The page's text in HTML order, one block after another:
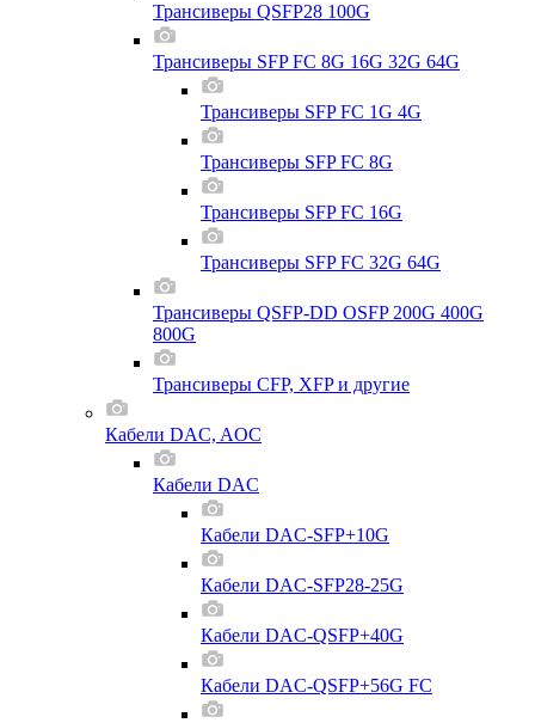
Трансиверы QSFP28 100G
Трансиверы SFP FC 8G 16G 32G 64G
Трансиверы SFP FC 1G 4G
Трансиверы SFP FC 8G
Трансиверы SFP FC 16G
Трансиверы SFP FC 32G 64G
Трансиверы QSFP-DD OSFP 200G 400G
800G
Трансиверы CFP, XFP и другие
Кабели DAC, AOC
Кабели DAC
Кабели DAC-SFP+10G
Кабели DAC-SFP28-25G
Кабели DAC-QSFP+40G
Кабели DAC-QSFP+56G FC